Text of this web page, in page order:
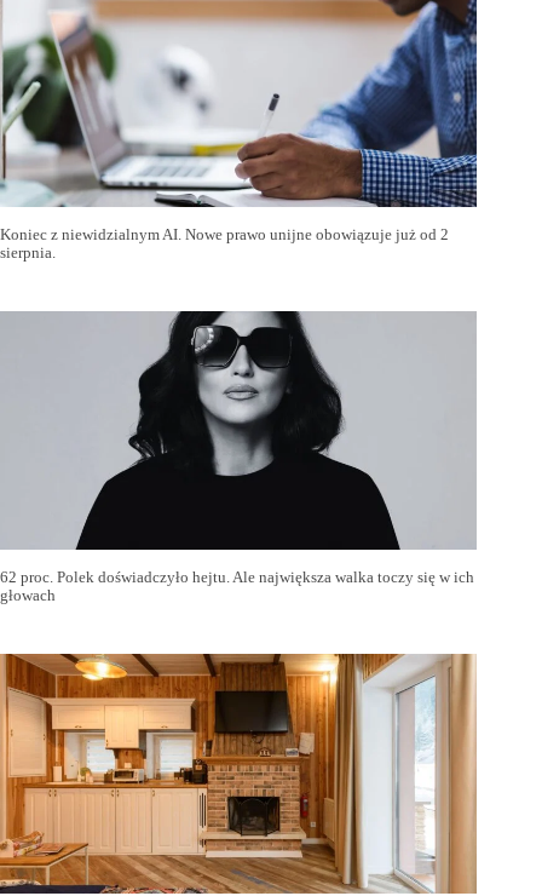
Koniec z niewidzialnym AI. Nowe prawo unijne obowiązuje już od 2
sierpnia.
62 proc. Polek doświadczyło hejtu. Ale największa walka toczy się w ich
głowach